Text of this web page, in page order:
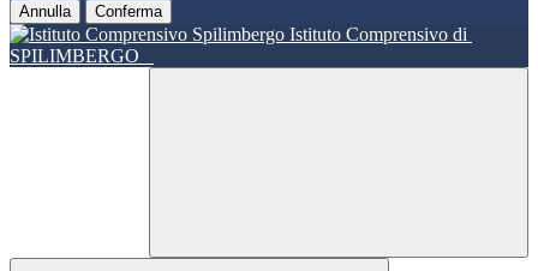
Annulla Conferma
Istituto Comprensivo di
SPILIMBERGO